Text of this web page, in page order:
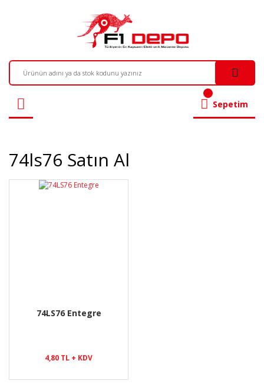
Sepetim
74ls76 Satın Al
74LS76 Entegre
4,80 TL + KDV